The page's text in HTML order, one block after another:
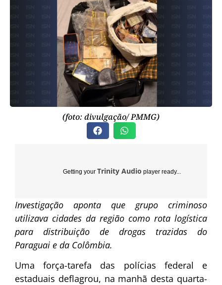
(foto: divulgação/ PMMG)
Getting your Trinity Audio player ready...
Investigação aponta que grupo criminoso
utilizava cidades da região como rota logística
para distribuição de drogas trazidas do
Paraguai e da Colômbia.
Uma força-tarefa das polícias federal e
estaduais deflagrou, na manhã desta quarta-